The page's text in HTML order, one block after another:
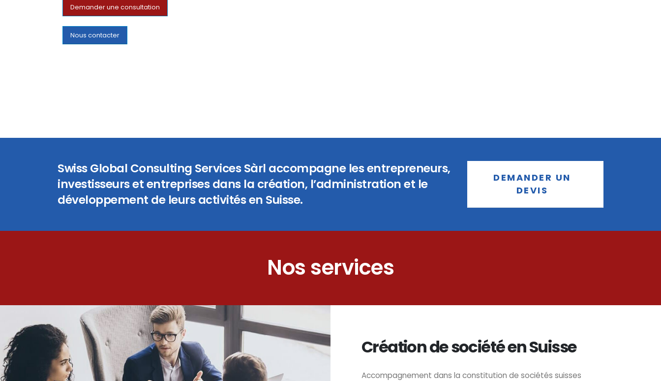
Demander une consultation
Nous contacter
Swiss Global Consulting Services Sàrl accompagne les entrepreneurs,
investisseurs et entreprises dans la création, l’administration et le
développement de leurs activités en Suisse.
DEMANDER UN
DEVIS
Nos services
Création de société en Suisse
Accompagnement dans la constitution de sociétés suisses